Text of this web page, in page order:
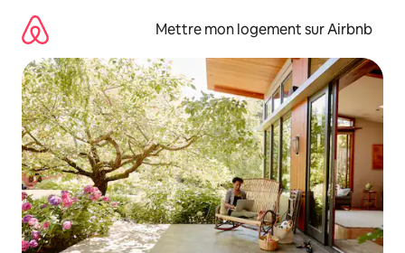
directement
contenu
Mettre mon logement sur Airbnb